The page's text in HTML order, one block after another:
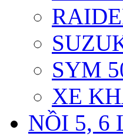
SYM
XE
NỒI 5, 6